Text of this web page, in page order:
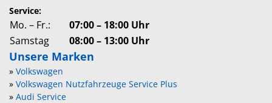
Service:
Mo. – Fr.:
07:00 – 18:00 Uhr
Samstag
08:00 – 13:00 Uhr
Unsere Marken
» Volkswagen
» Volkswagen Nutzfahrzeuge Service Plus
» Audi Service